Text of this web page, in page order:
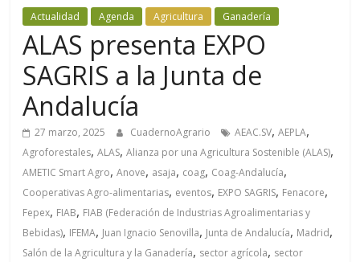
Actualidad Agenda Agricultura Ganadería
ALAS presenta EXPO
SAGRIS a la Junta de
Andalucía
27 marzo, 2025 CuadernoAgrario AEAC.SV,AEPLA,
Agroforestales,ALAS,Alianza por una Agricultura Sostenible (ALAS),
AMETIC Smart Agro,Anove, asaja, coag, Coag-Andalucía,
Cooperativas Agro-alimentarias, eventos, EXPO SAGRIS, Fenacore,
Fepex, FIAB, FIAB (Federación de Industrias Agroalimentarias y
Bebidas), IFEMA, Juan Ignacio Senovilla, Junta de Andalucía, Madrid,
Salón de la Agricultura y la Ganadería, sector agrícola, sector